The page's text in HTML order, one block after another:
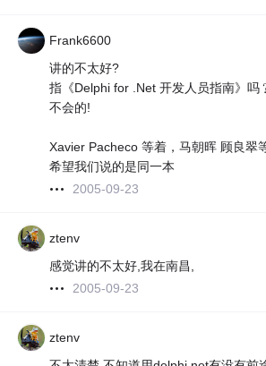
Frank6600
讲的不太好?
指《Delphi for .Net 开发人员指南》吗
不会的!
Xavier Pacheco 等着，马朝晖 顾良翠
希望我们说的是同一本
2005-09-23
ztenv
感觉讲的不太好,我在南昌,
2005-09-23
ztenv